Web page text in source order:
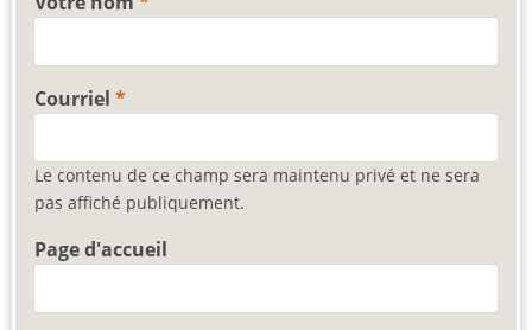
Courriel
Le contenu de ce champ sera maintenu privé et ne sera
pas affiché publiquement.
Page d'accueil